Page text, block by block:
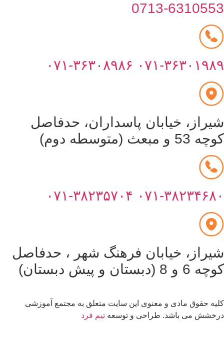
0713-
۳۶۳۰۱۹۸۹ ۰۷۱-۳۶۳۰۸۹۸۶
خیابان پاسداران، حدفاصل
و مبعث (متوسطه دوم)
۳۸۲۳۴۶۸۰ ۰۷۱-۳۸۲۳۵۷۰۴
خیابان فرهنگ شهر ، حدفاصل
8 (دبستان و پیش دبستان)
حقوق مادی و معنوی این سایت متعلق به مجتمع آموزشی
می باشد. طراحی و توسعهتیم فرد